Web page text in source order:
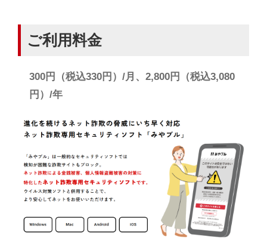
ご利用料金
300円（税込330円）/月、2,800円（税込3,080
円）/年